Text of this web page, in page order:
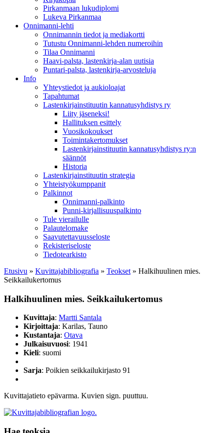
Pirkanmaan lukudiplomi
Lukeva Pirkanmaa
Onnimanni-lehti
Onnimannin tiedot ja mediakortti
Tutustu Onnimanni-lehden numeroihin
Tilaa Onnimanni
Haavi-palsta, lastenkirja-alan uutisia
Puntari-palsta, lastenkirja-arvosteluja
Info
Yhteystiedot ja aukioloajat
Tapahtumat
Lastenkirjainstituutin kannatusyhdistys ry
Liity jäseneksi!
Hallituksen esittely
Vuosikokoukset
Toimintakertomukset
Lastenkirjainstituutin kannatusyhdistys ry:n
säännöt
Historia
Lastenkirjainstituutin strategia
Yhteistyökumppanit
Palkinnot
Onnimanni-palkinto
Punni-kirjallisuuspalkinto
Tule vierailulle
Palautelomake
Saavutettavuusseloste
Rekisteriseloste
Tiedotearkisto
Etusivu » Kuvittaja­bibliografia » Teokset » Halkihuulinen mies.
Seikkailukertomus
Halkihuulinen mies. Seikkailukertomus
Kuvittaja: Martti Santala
Kirjoittaja: Karilas, Tauno
Kustantaja: Otava
Julkaisuvuosi: 1941
Kieli: suomi
Sarja: Poikien seikkailukirjasto 91
Kuvittajatieto epävarma. Kuvien sign. puuttuu.